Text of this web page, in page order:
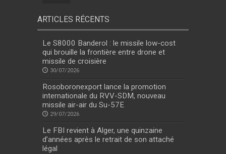
ARTICLES RÉCENTS
Le S8000 Banderol : le missile low-cost
qui brouille la frontière entre drone et
missile de croisière
30/07/2026
Rosoboronexport lance la promotion
internationale du RVV-SDM, nouveau
missile air-air du Su-57E
29/07/2026
Le FBI revient à Alger, une quinzaine
d’années après le retrait de son attaché
légal